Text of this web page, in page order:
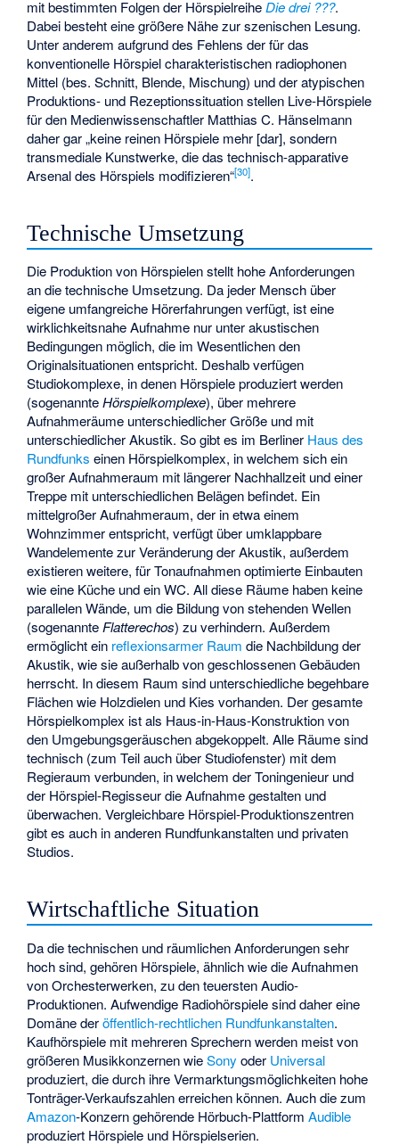
mit bestimmten Folgen der HörspielreiheDie drei ???.
Dabei besteht eine größere Nähe zurszenischen Lesung.
Unter anderem aufgrund des Fehlens der für das
konventionelle Hörspiel charakteristischen radiophonen
Mittel (bes. Schnitt, Blende, Mischung) und der atypischen
Produktions- und Rezeptionssituation stellen Live-Hörspiele
für den Medienwissenschaftler Matthias C. Hänselmann
daher gar „keine reinen Hörspiele mehr [dar], sondern
transmediale Kunstwerke, die das technisch-apparative
Arsenal des Hörspiels modifizieren“[30].
Technische Umsetzung
Die Produktion von Hörspielen stellt hohe Anforderungen
an die technische Umsetzung. Da jeder Mensch über
eigene umfangreiche Hörerfahrungen verfügt, ist eine
wirklichkeitsnahe Aufnahme nur unter akustischen
Bedingungen möglich, die im Wesentlichen den
Originalsituationen entspricht. Deshalb verfügen
Studiokomplexe, in denen Hörspiele produziert werden
(sogenannteHörspielkomplexe), über mehrere
Aufnahmeräume unterschiedlicher Größe und mit
unterschiedlicher Akustik. So gibt es im Berliner Haus des
Rundfunks einen Hörspielkomplex, in welchem sich ein
großer Aufnahmeraum mit längerer Nachhallzeit und einer
Treppe mit unterschiedlichen Belägen befindet. Ein
mittelgroßer Aufnahmeraum, der in etwa einem
Wohnzimmer entspricht, verfügt über umklappbare
Wandelemente zur Veränderung der Akustik, außerdem
existieren weitere, für Tonaufnahmen optimierte Einbauten
wie eine Küche und ein WC. All diese Räume haben keine
parallelen Wände, um die Bildung von stehenden Wellen
(sogenannteFlatterechos) zu verhindern. Außerdem
ermöglicht ein reflexionsarmer Raum die Nachbildung der
Akustik, wie sie außerhalb von geschlossenen Gebäuden
herrscht. In diesem Raum sind unterschiedliche begehbare
Flächen wie Holzdielen und Kies vorhanden. Der gesamte
Hörspielkomplex ist als Haus-in-Haus-Konstruktion von
den Umgebungsgeräuschen abgekoppelt. Alle Räume sind
technisch (zum Teil auch über Studiofenster) mit dem
Regieraum verbunden, in welchem der Toningenieur und
der Hörspiel-Regisseur die Aufnahme gestalten und
überwachen. Vergleichbare Hörspiel-Produktionszentren
gibt es auch in anderen Rundfunkanstalten und privaten
Studios.
Wirtschaftliche Situation
Da die technischen und räumlichen Anforderungen sehr
hoch sind, gehören Hörspiele, ähnlich wie die Aufnahmen
von Orchesterwerken, zu den teuersten Audio-
Produktionen. Aufwendige Radiohörspiele sind daher eine
Domäne deröffentlich-rechtlichen Rundfunkanstalten.
Kaufhörspiele mit mehreren Sprechern werden meist von
größeren Musikkonzernen wieSony oder Universal
produziert, die durch ihre Vermarktungsmöglichkeiten hohe
Tonträger-Verkaufszahlen erreichen können. Auch die zum
Amazon-Konzern gehörende Hörbuch-PlattformAudible
produziert Hörspiele und Hörspielserien.